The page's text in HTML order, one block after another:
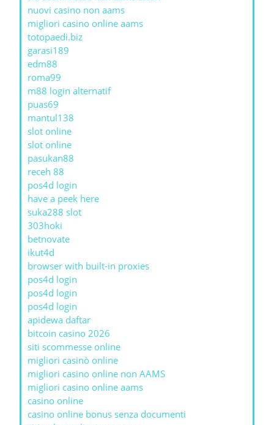
nuovi casino non aams
migliori casino online aams
totopaedi.biz
garasi189
edm88
roma99
m88 login alternatif
puas69
mantul138
slot online
slot online
pasukan88
receh 88
pos4d login
have a peek here
suka288 slot
303hoki
betnovate
ikut4d
browser with built-in proxies
pos4d login
pos4d login
pos4d login
apidewa daftar
bitcoin casino 2026
siti scommesse online
migliori casinò online
migliori casino online non AAMS
migliori casino online aams
casino online
casino online bonus senza documenti